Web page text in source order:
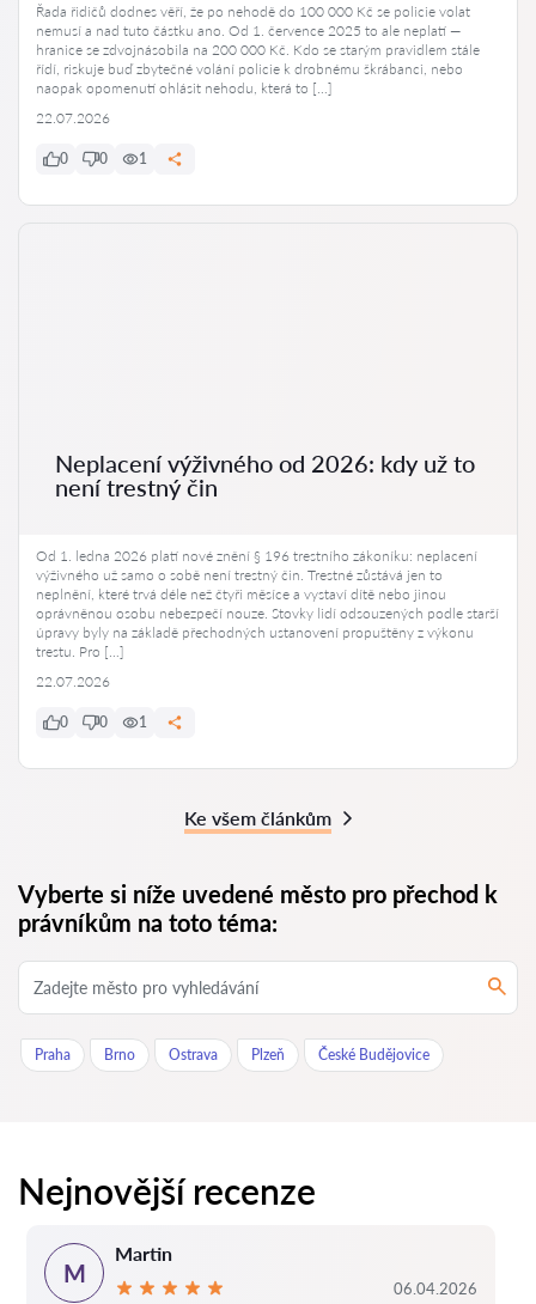
Řada řidičů dodnes věří, že po nehodě do 100 000 Kč se policie volat
nemusí a nad tuto částku ano. Od 1. července 2025 to ale neplatí —
hranice se zdvojnásobila na 200 000 Kč. Kdo se starým pravidlem stále
řídí, riskuje buď zbytečné volání policie k drobnému škrábanci, nebo
naopak opomenutí ohlásit nehodu, která to […]
22.07.2026
0 0 1
Neplacení výživného od 2026: kdy už to
není trestný čin
Od 1. ledna 2026 platí nové znění § 196 trestního zákoníku: neplacení
výživného už samo o sobě není trestný čin. Trestné zůstává jen to
neplnění, které trvá déle než čtyři měsíce a vystaví dítě nebo jinou
oprávněnou osobu nebezpečí nouze. Stovky lidí odsouzených podle starší
úpravy byly na základě přechodných ustanovení propuštěny z výkonu
trestu. Pro […]
22.07.2026
0 0 1
Ke všem článkům
Vyberte si níže uvedené město pro přechod k
právníkům na toto téma:
Praha Brno Ostrava Plzeň České Budějovice
Nejnovější recenze
M
Martin
06.04.2026